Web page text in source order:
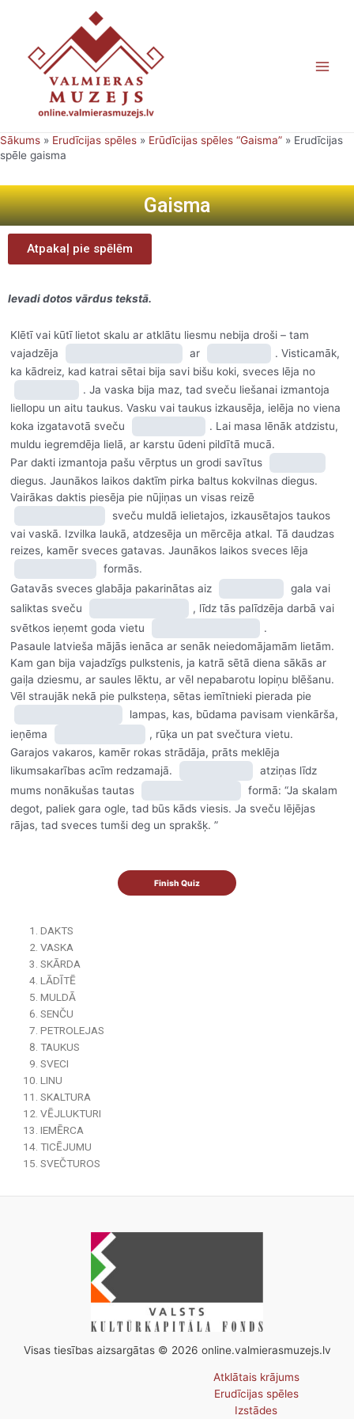
Sākums » Erudīcijas spēles » Erūdīcijas spēles “Gaisma” » Erudīcijas
spēle gaisma
Gaisma
Atpakaļ pie spēlēm
Ievadi dotos vārdus tekstā.
Klētī vai kūtī lietot skalu ar atklātu liesmu nebija droši – tam
vajadzēja
ar
. Visticamāk,
ka kādreiz, kad katrai sētai bija savi bišu koki, sveces lēja no
. Ja vaska bija maz, tad sveču liešanai izmantoja
liellopu un aitu taukus. Vasku vai taukus izkausēja, ielēja no viena
koka izgatavotā sveču
. Lai masa lēnāk atdzistu,
muldu iegremdēja lielā, ar karstu ūdeni pildītā mucā.
Par dakti izmantoja pašu vērptus un grodi savītus
diegus. Jaunākos laikos daktīm pirka baltus kokvilnas diegus.
Vairākas daktis piesēja pie nūjiņas un visas reizē
sveču muldā ielietajos, izkausētajos taukos
vai vaskā. Izvilka laukā, atdzesēja un mērcēja atkal. Tā daudzas
reizes, kamēr sveces gatavas. Jaunākos laikos sveces lēja
formās.
Gatavās sveces glabāja pakarinātas aiz
gala vai
saliktas sveču
, līdz tās palīdzēja darbā vai
svētkos ieņemt goda vietu
.
Pasaule latvieša mājās ienāca ar senāk neiedomājamām lietām.
Kam gan bija vajadzīgs pulkstenis, ja katrā sētā diena sākās ar
gaiļa dziesmu, ar saules lēktu, ar vēl nepabarotu lopiņu blēšanu.
Vēl straujāk nekā pie pulksteņa, sētas iemītnieki pierada pie
lampas, kas, būdama pavisam vienkārša,
ieņēma
, rūķa un pat svečtura vietu.
Garajos vakaros, kamēr rokas strādāja, prāts meklēja
likumsakarības acīm redzamajā.
atziņas līdz
mums nonākušas tautas
formā: “Ja skalam
degot, paliek gara ogle, tad būs kāds viesis. Ja sveču lējējas
rājas, tad sveces tumši deg un sprakšķ. ”
DAKTS
VASKA
SKĀRDA
LĀDĪTĒ
MULDĀ
SENČU
PETROLEJAS
TAUKUS
SVECI
LINU
SKALTURA
VĒJLUKTURI
IEMĒRCA
TICĒJUMU
SVEČTUROS
Visas tiesības aizsargātas © 2026 online.valmierasmuzejs.lv
Atklātais krājums
Erudīcijas spēles
Izstādes